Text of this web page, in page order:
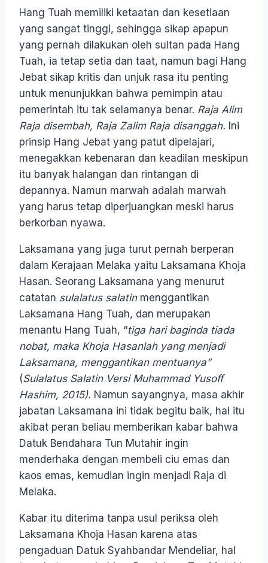
Hang Tuah memiliki ketaatan dan kesetiaan
yang sangat tinggi, sehingga sikap apapun
yang pernah dilakukan oleh sultan pada Hang
Tuah, ia tetap setia dan taat, namun bagi Hang
Jebat sikap kritis dan unjuk rasa itu penting
untuk menunjukkan bahwa pemimpin atau
pemerintah itu tak selamanya benar. Raja Alim
Raja disembah, Raja Zalim Raja disanggah. Ini
prinsip Hang Jebat yang patut dipelajari,
menegakkan kebenaran dan keadilan meskipun
itu banyak halangan dan rintangan di
depannya. Namun marwah adalah marwah
yang harus tetap diperjuangkan meski harus
berkorban nyawa.
Laksamana yang juga turut pernah berperan
dalam Kerajaan Melaka yaitu Laksamana Khoja
Hasan. Seorang Laksamana yang menurut
catatan sulalatus salatin menggantikan
Laksamana Hang Tuah, dan merupakan
menantu Hang Tuah, “tiga hari baginda tiada
nobat, maka Khoja Hasanlah yang menjadi
Laksamana, menggantikan mentuanya”
(Sulalatus Salatin Versi Muhammad Yusoff
Hashim, 2015). Namun sayangnya, masa akhir
jabatan Laksamana ini tidak begitu baik, hal itu
akibat peran beliau memberikan kabar bahwa
Datuk Bendahara Tun Mutahir ingin
menderhaka dengan membeli ciu emas dan
kaos emas, kemudian ingin menjadi Raja di
Melaka.
Kabar itu diterima tanpa usul periksa oleh
Laksamana Khoja Hasan karena atas
pengaduan Datuk Syahbandar Mendeliar, hal